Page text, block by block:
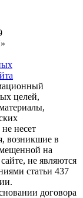
целей,
несет
возникшие в
на
не являются
статьи 437
договора